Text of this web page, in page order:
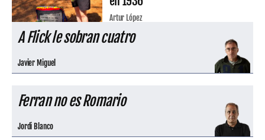
Artur López
A Flick le sobran cuatro
Javier Miguel
Ferran no es Romario
Jordi Blanco